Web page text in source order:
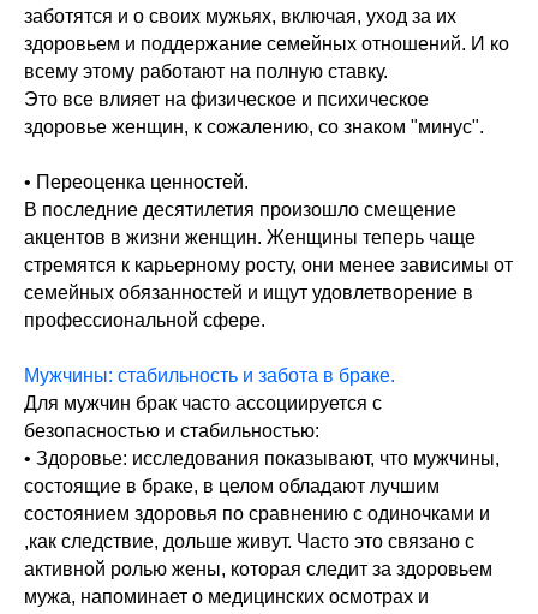
заботятся и о своих мужьях, включая, уход за их
здоровьем и поддержание семейных отношений. И ко
всему этому работают на полную ставку.
Это все влияет на физическое и психическое
здоровье женщин, к сожалению, со знаком "минус".
• Переоценка ценностей.
В последние десятилетия произошло смещение
акцентов в жизни женщин. Женщины теперь чаще
стремятся к карьерному росту, они менее зависимы от
семейных обязанностей и ищут удовлетворение в
профессиональной сфере.
Мужчины: стабильность и забота в браке.
Для мужчин брак часто ассоциируется с
безопасностью и стабильностью:
• Здоровье: исследования показывают, что мужчины,
состоящие в браке, в целом обладают лучшим
состоянием здоровья по сравнению с одиночками и
,как следствие, дольше живут. Часто это связано с
активной ролью жены, которая следит за здоровьем
мужа, напоминает о медицинских осмотрах и